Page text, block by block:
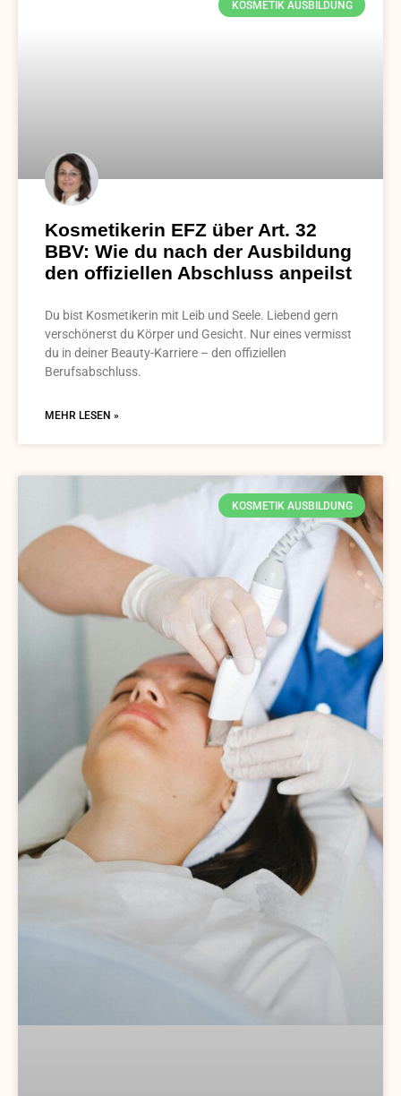
KOSMETIK AUSBILDUNG
Kosmetikerin EFZ über Art. 32
BBV: Wie du nach der Ausbildung
den offiziellen Abschluss anpeilst
Du bist Kosmetikerin mit Leib und Seele. Liebend gern
verschönerst du Körper und Gesicht. Nur eines vermisst
du in deiner Beauty-Karriere – den offiziellen
Berufsabschluss.
MEHR LESEN »
KOSMETIK AUSBILDUNG